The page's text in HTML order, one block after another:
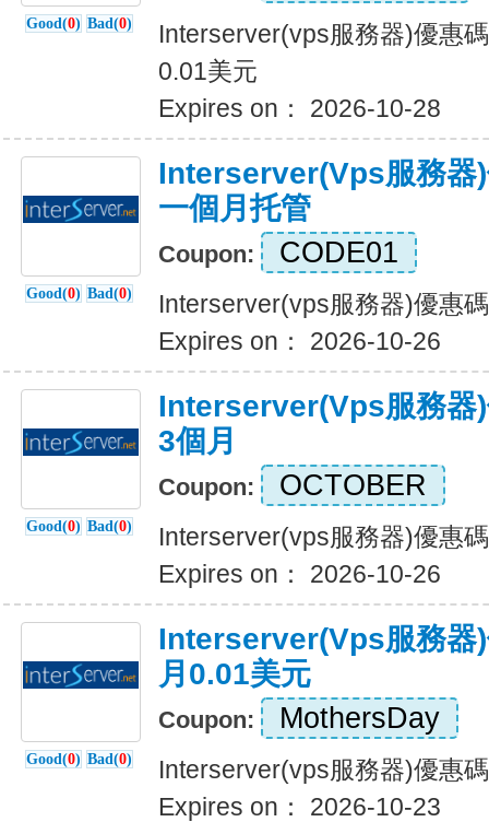
Good(0) Bad(0)
Interserver(vps服務器)優惠
0.01美元
Expires on： 2026-10-28
Good(0) Bad(0)
Interserver(vps服務器
一個月托管
Coupon: CODE01
Interserver(vps服務器)優惠
Expires on： 2026-10-26
Good(0) Bad(0)
Interserver(vps服務器
3個月
Coupon: OCTOBER
Interserver(vps服務器)優惠
Expires on： 2026-10-26
Good(0) Bad(0)
Interserver(vps服務器
月0.01美元
Coupon: MothersDay
Interserver(vps服務器)優惠
Expires on： 2026-10-23